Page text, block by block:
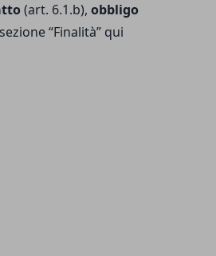
(art. 6.1.b), obbligo
“Finalità” qui